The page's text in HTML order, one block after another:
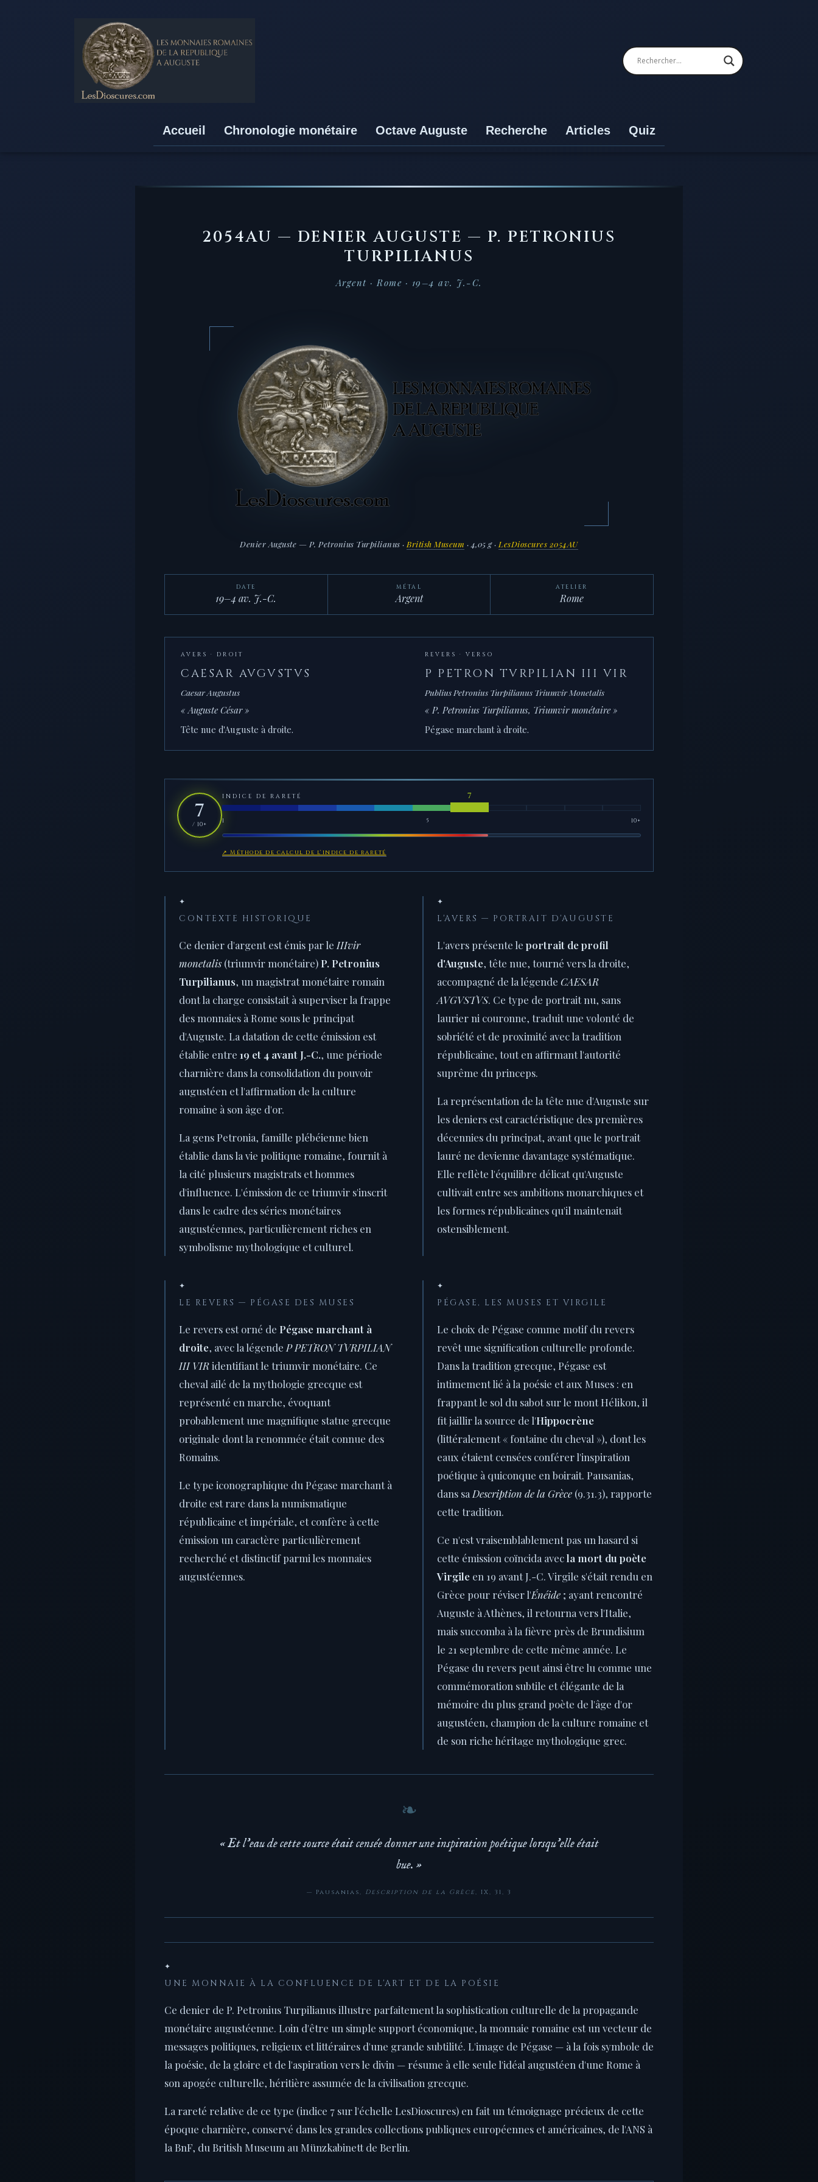
Accueil Chronologie monétaire Octave Auguste Recherche Articles Quiz
2054AU — DENIER AUGUSTE — P. PETRONIUS
TURPILIANUS
Argent · Rome · 19–4 av. J.-C.
Denier Auguste — P. Petronius Turpilianus · British Museum · 4,05 g · LesDioscures 2054AU
DATE
19–4 av. J.-C.
MÉTAL
Argent
ATELIER
Rome
AVERS · DROIT
CAESAR AVGVSTVS
Caesar Augustus
« Auguste César »
Tête nue d'Auguste à droite.
REVERS · VERSO
P PETRON TVRPILIAN III VIR
Publius Petronius Turpilianus Triumvir Monetalis
« P. Petronius Turpilianus, Triumvir monétaire »
Pégase marchant à droite.
7
/ 10+
INDICE DE RARETÉ
1 5 10+
↗ Méthode de calcul de l'indice de rareté
✦
CONTEXTE HISTORIQUE
Ce denier d'argent est émis par le IIIvir
monetalis (triumvir monétaire) P. Petronius
Turpilianus, un magistrat monétaire romain
dont la charge consistait à superviser la frappe
des monnaies à Rome sous le principat
d'Auguste. La datation de cette émission est
établie entre 19 et 4 avant J.-C., une période
charnière dans la consolidation du pouvoir
augustéen et l'affirmation de la culture
romaine à son âge d'or.
La gens Petronia, famille plébéienne bien
établie dans la vie politique romaine, fournit à
la cité plusieurs magistrats et hommes
d'influence. L'émission de ce triumvir s'inscrit
dans le cadre des séries monétaires
augustéennes, particulièrement riches en
symbolisme mythologique et culturel.
✦
L'AVERS — PORTRAIT D'AUGUSTE
L'avers présente le portrait de profil
d'Auguste, tête nue, tourné vers la droite,
accompagné de la légende CAESAR
AVGVSTVS. Ce type de portrait nu, sans
laurier ni couronne, traduit une volonté de
sobriété et de proximité avec la tradition
républicaine, tout en affirmant l'autorité
suprême du princeps.
La représentation de la tête nue d'Auguste sur
les deniers est caractéristique des premières
décennies du principat, avant que le portrait
lauré ne devienne davantage systématique.
Elle reflète l'équilibre délicat qu'Auguste
cultivait entre ses ambitions monarchiques et
les formes républicaines qu'il maintenait
ostensiblement.
✦
LE REVERS — PÉGASE DES MUSES
Le revers est orné de Pégase marchant à
droite, avec la légende P PETRON TVRPILIAN
III VIRidentifiant le triumvir monétaire. Ce
cheval ailé de la mythologie grecque est
représenté en marche, évoquant
probablement une magnifique statue grecque
originale dont la renommée était connue des
Romains.
Le type iconographique du Pégase marchant à
droite est rare dans la numismatique
républicaine et impériale, et confère à cette
émission un caractère particulièrement
recherché et distinctif parmi les monnaies
augustéennes.
✦
PÉGASE, LES MUSES ET VIRGILE
Le choix de Pégase comme motif du revers
revêt une signification culturelle profonde.
Dans la tradition grecque, Pégase est
intimement lié à la poésie et aux Muses : en
frappant le sol du sabot sur le mont Hélikon, il
fit jaillir la source de l'Hippocrène
(littéralement « fontaine du cheval »), dont les
eaux étaient censées conférer l'inspiration
poétique à quiconque en boirait. Pausanias,
dans sa Description de la Grèce (9.31.3), rapporte
cette tradition.
Ce n'est vraisemblablement pas un hasard si
cette émission coïncida avecla mort du poète
Virgile en 19 avant J.-C. Virgile s'était rendu en
Grèce pour réviser l'Énéide ; ayant rencontré
Auguste à Athènes, il retourna vers l'Italie,
mais succomba à la fièvre près de Brundisium
le 21 septembre de cette même année. Le
Pégase du revers peut ainsi être lu comme une
commémoration subtile et élégante de la
mémoire du plus grand poète de l'âge d'or
augustéen, champion de la culture romaine et
de son riche héritage mythologique grec.
« Et l'eau de cette source était censée donner une inspiration poétique lorsqu'elle était
bue. »
— Pausanias, Description de la Grèce, IX, 31, 3
✦
UNE MONNAIE À LA CONFLUENCE DE L'ART ET DE LA POÉSIE
Ce denier de P. Petronius Turpilianus illustre parfaitement la sophistication culturelle de la propagande
monétaire augustéenne. Loin d'être un simple support économique, la monnaie romaine est un vecteur de
messages politiques, religieux et littéraires d'une grande subtilité. L'image de Pégase — à la fois symbole de
la poésie, de la gloire et de l'aspiration vers le divin — résume à elle seule l'idéal augustéen d'une Rome à
son apogée culturelle, héritière assumée de la civilisation grecque.
La rareté relative de ce type (indice 7 sur l'échelle LesDioscures) en fait un témoignage précieux de cette
époque charnière, conservé dans les grandes collections publiques européennes et américaines, de l'ANS à
la BnF, du British Museum au Münzkabinett de Berlin.